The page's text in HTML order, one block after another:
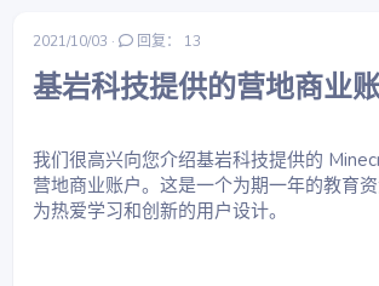
起
间
2021/10/03 回复： 13
基岩科技提供的营地商业
我们很高兴向您介绍基岩科技提供的
营地商业账户。这是一个为期一年的教育
为热爱学习和创新的用户设计。